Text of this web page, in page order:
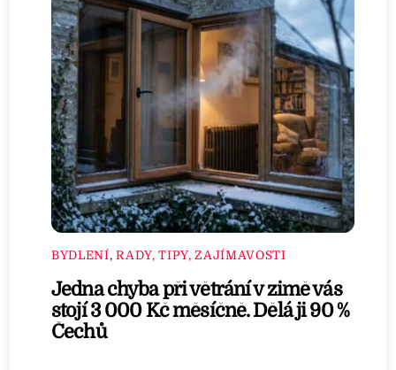
BYDLENÍ,RADY, TIPY, ZAJÍMAVOSTI
Jedna chyba při větrání v zimě vás
stojí 3 000 Kč měsíčně. Dělá ji 90 %
Čechů